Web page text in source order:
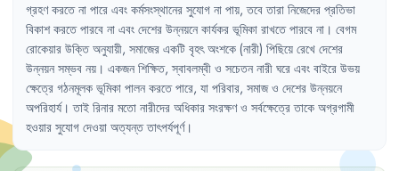
গ্রহণ করতে না পারে এবং কর্মসংস্থানের সুযোগ না পায়, তবে তারা নিজেদের প্রতিভা
বিকাশ করতে পারবে না এবং দেশের উন্নয়নে কার্যকর ভূমিকা রাখতে পারবে না । বেগম
রোকেয়ার উক্তি অনুযায়ী, সমাজের একটি বৃহৎ অংশকে (নারী) পিছিয়ে রেখে দেশের
উন্নয়ন সম্ভব নয় । একজন শিক্ষিত, স্বাবলম্বী ও সচেতন নারী ঘরে এবং বাইরে উভয়
ক্ষেত্রে গঠনমূলক ভূমিকা পালন করতে পারে, যা পরিবার, সমাজ ও দেশের উন্নয়নে
অপরিহার্য। তাই রিনার মতো নারীদের অধিকার সংরক্ষণ ও সর্বক্ষেত্রে তাকে অগ্রগামী
হওয়ার সুযোগ দেওয়া অত্যন্ত তাৎপর্যপূর্ণ।